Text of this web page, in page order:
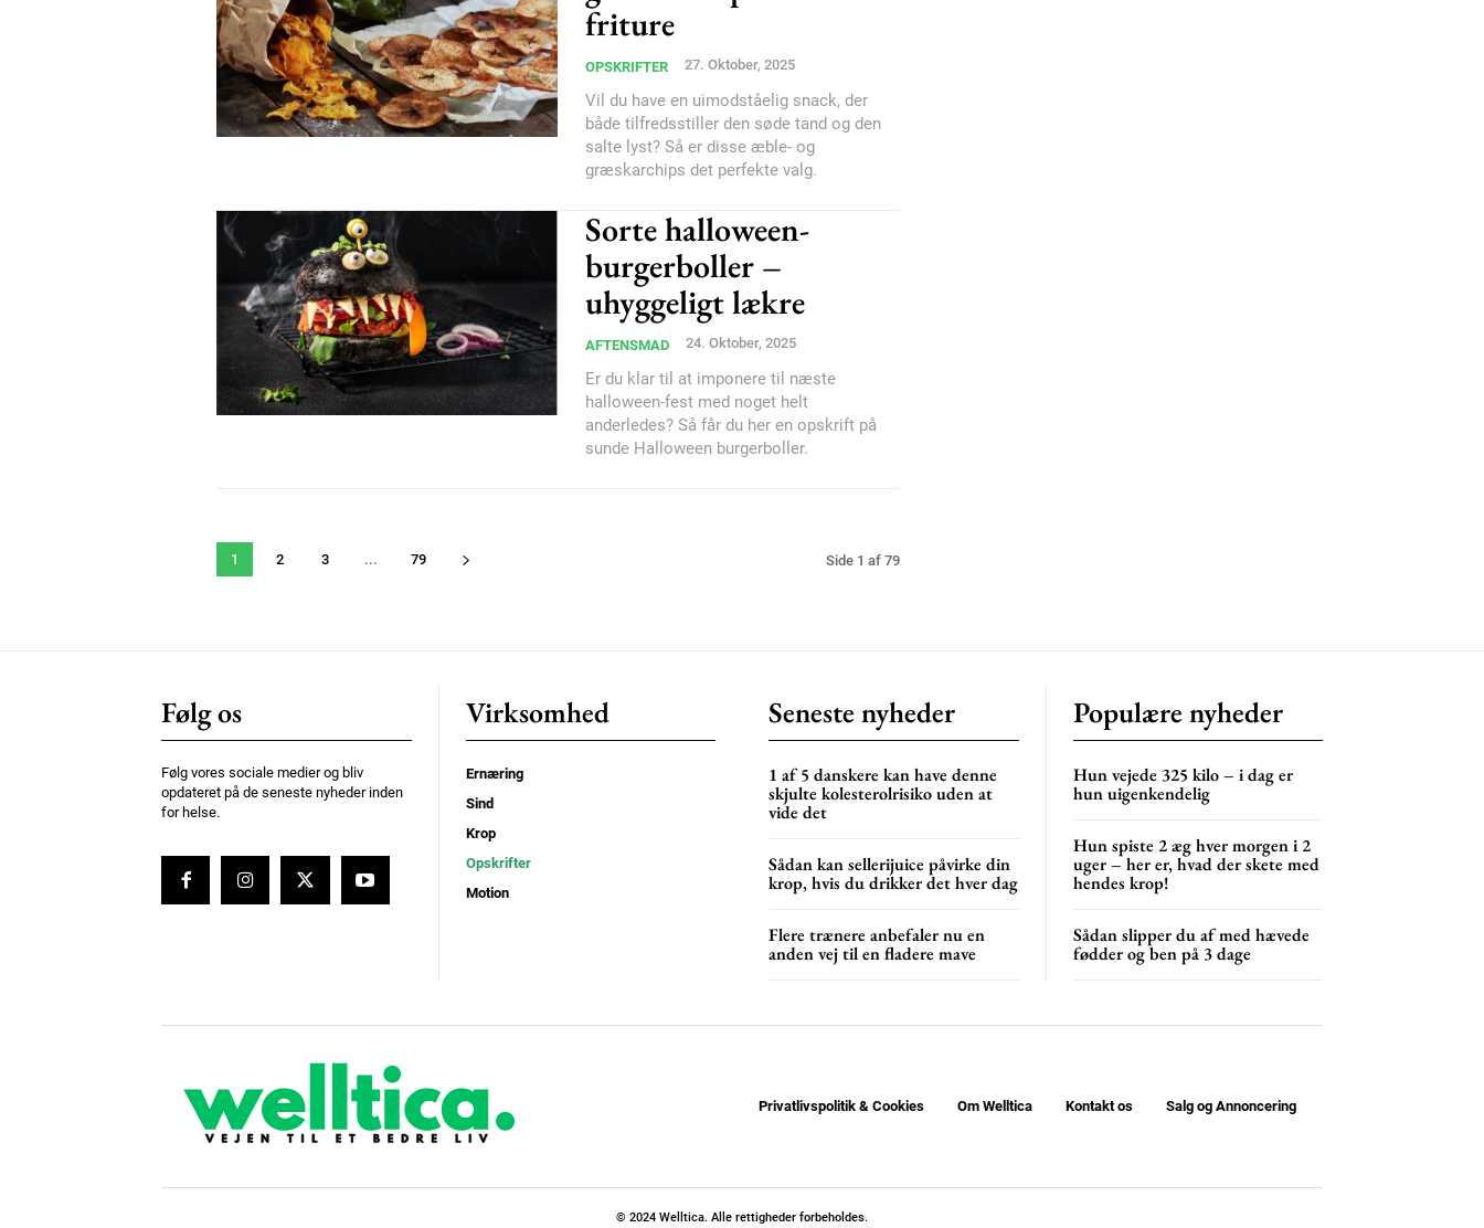
friture
OPSKRIFTER 27. Oktober, 2025
Vil du have en uimodståelig snack, der
både tilfredsstiller den søde tand og den
salte lyst? Så er disse æble- og
græskarchips det perfekte valg.
Sorte halloween-
burgerboller –
uhyggeligt lækre
AFTENSMAD 24. Oktober, 2025
Er du klar til at imponere til næste
halloween-fest med noget helt
anderledes? Så får du her en opskrift på
sunde Halloween burgerboller.
1 2 3 ... 79 Side 1 af 79
Følg os
Følg vores sociale medier og bliv
opdateret på de seneste nyheder inden
for helse.
Virksomhed
Ernæring
Sind
Krop
Opskrifter
Motion
Seneste nyheder
1 af 5 danskere kan have denne
skjulte kolesterolrisiko uden at
vide det
Sådan kan sellerijuice påvirke din
krop, hvis du drikker det hver dag
Flere trænere anbefaler nu en
anden vej til en fladere mave
Populære nyheder
Hun vejede 325 kilo – i dag er
hun uigenkendelig
Hun spiste 2 æg hver morgen i 2
uger – her er, hvad der skete med
hendes krop!
Sådan slipper du af med hævede
fødder og ben på 3 dage
Privatlivspolitik & Cookies Om Welltica Kontakt os Salg og Annoncering
© 2024 Welltica. Alle rettigheder forbeholdes.